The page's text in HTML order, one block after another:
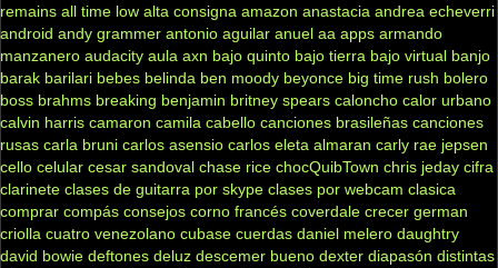
remains all time low alta consigna amazon anastacia andrea echeverri
android andy grammer antonio aguilar anuel aa apps armando
manzanero audacity aula axn bajo quinto bajo tierra bajo virtual banjo
barak barilari bebes belinda ben moody beyonce big time rush bolero
boss brahms breaking benjamin britney spears caloncho calor urbano
calvin harris camaron camila cabello canciones brasileñas canciones
rusas carla bruni carlos asensio carlos eleta almaran carly rae jepsen
cello celular cesar sandoval chase rice chocQuibTown chris jeday cifra
clarinete clases de guitarra por skype clases por webcam clasica
comprar compás consejos corno francés coverdale crecer german
criolla cuatro venezolano cubase cuerdas daniel melero daughtry
david bowie deftones deluz descemer bueno dexter diapasón distintas